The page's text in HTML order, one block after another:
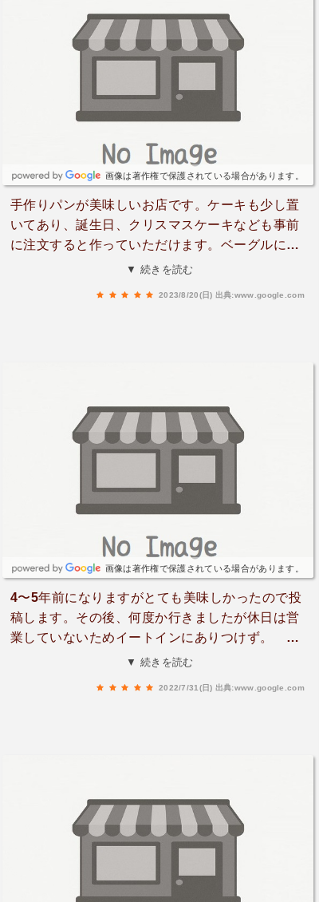
画像は著作権で保護されている場合があります。
手作りパンが美味しいお店です。ケーキも少し置
いてあり、誕生日、クリスマスケーキなども事前
に注文すると作っていただけます。ベーグルに
は、色々サンドしてもらえます(有料)イートイン
▼ 続きを読む
2023/8/20(日) 出典:www.google.com
画像は著作権で保護されている場合があります。
4〜5年前になりますがとても美味しかったので投
稿します。その後、何度か行きましたが休日は営
業していないためイートインにありつけず。 平
日は行けないし。忘れられないのは、BLTとあん
▼ 続きを読む
2022/7/31(日) 出典:www.google.com